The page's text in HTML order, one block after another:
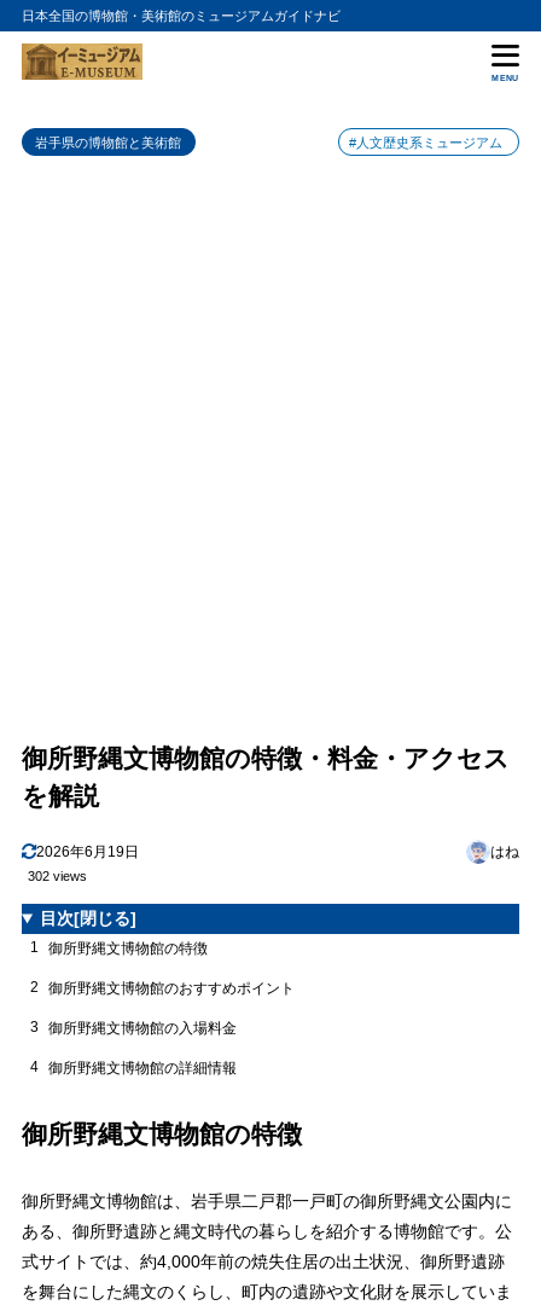
日本全国の博物館・美術館のミュージアムガイドナビ
MENU
岩手県の博物館と美術館 #人文歴史系ミュージアム
御所野縄文博物館の特徴・料金・アクセス
を解説
2026年6月19日 はね
302 views
目次[閉じる]
1 御所野縄文博物館の特徴
2 御所野縄文博物館のおすすめポイント
3 御所野縄文博物館の入場料金
4 御所野縄文博物館の詳細情報
御所野縄文博物館の特徴
御所野縄文博物館は、岩手県二戸郡一戸町の御所野縄文公園内に
ある、御所野遺跡と縄文時代の暮らしを紹介する博物館です。公
式サイトでは、約4,000年前の焼失住居の出土状況、御所野遺跡
を舞台にした縄文のくらし、町内の遺跡や文化財を展示していま
目次
1 御所野縄文博物館の特徴